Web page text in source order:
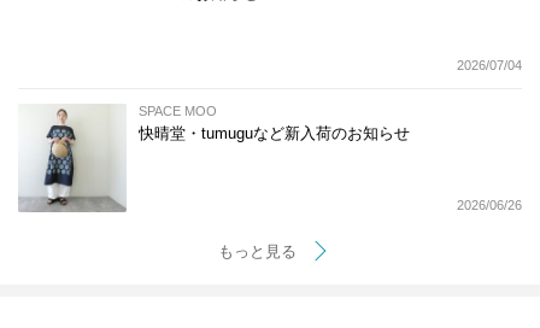
2026/07/04
SPACE MOO
快晴堂・tumuguなど新入荷のお知らせ
2026/06/26
もっと見る